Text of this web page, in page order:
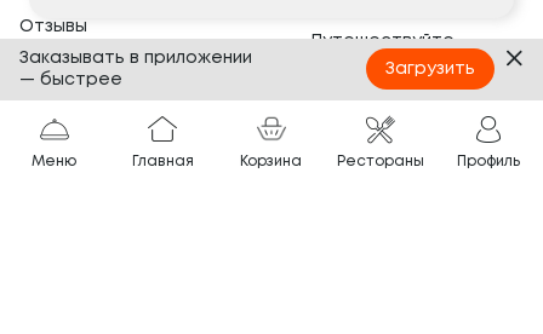
Отзывы
Банкеты
Вопросы и ответы
Путешествуйте
с ТОКИО-CITY
Партнёрам
Франшиза
Меню Главная Корзина Рестораны Профиль
Заказывать в приложении
— быстрее
Загрузить